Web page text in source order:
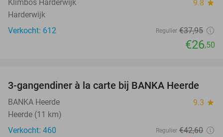
Klimbos Harderwijk 9.8 star
Harderwijk
Verkocht: 612
Regulier €37,95
€26,50
53%
3-gangendiner à la carte bij BANKA Heerde
BANKA Heerde 9.3 star
Heerde (11 km)
Verkocht: 460
Regulier €42,60